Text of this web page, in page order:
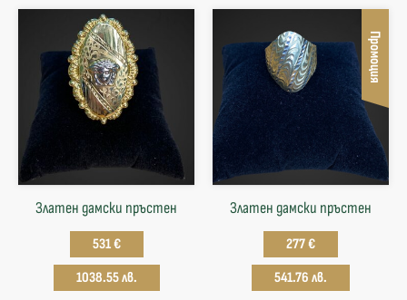
Златен дамски пръстен
531 €
1038.55 лв.
Промоция
Златен дамски пръстен
277 €
541.76 лв.